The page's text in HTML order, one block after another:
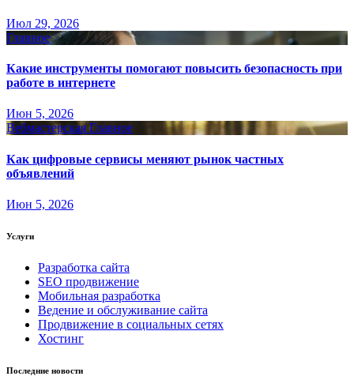
Июл 29, 2026
Главное
Какие инструменты помогают повысить безопасность при
работе в интернете
Июн 5, 2026
Вебмастерская Главное
Как цифровые сервисы меняют рынок частных
объявлений
Июн 5, 2026
Услуги
Разработка сайта
SEO продвижение
Мобильная разработка
Ведение и обслуживание сайта
Продвижение в социальных сетях
Хостинг
Последние новости